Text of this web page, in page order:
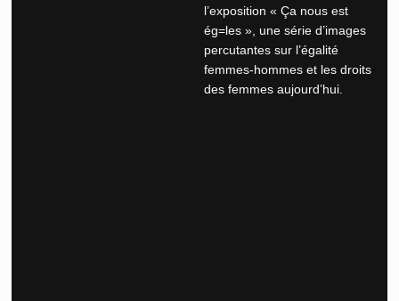
l’exposition « Ça nous est
ég=les », une série d’images
percutantes sur l’égalité
femmes-hommes et les droits
des femmes aujourd’hui.